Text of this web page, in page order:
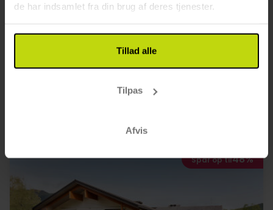
de har indsamlet fra din brug af deres tjenester.
Tillad alle
Tilpas
Afvis
1x
overnatning
1x lækker morgenbuffet
Luksus spa og wellness-område
∞ Lige ved havet
Se alt, der er inkluderet
Spar op til48%